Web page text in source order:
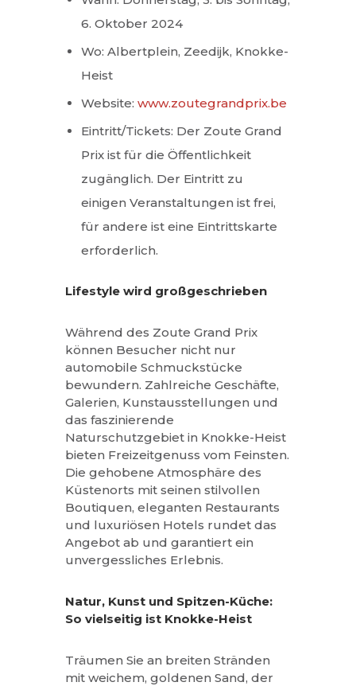
6. Oktober 2024
Wo: Albertplein, Zeedijk, Knokke-
Heist
Website:www.zoutegrandprix.be
Eintritt/Tickets: Der Zoute Grand
Prix ist für die Öffentlichkeit
zugänglich. Der Eintritt zu
einigen Veranstaltungen ist frei,
für andere ist eine Eintrittskarte
erforderlich.
Lifestyle wird großgeschrieben
Während des Zoute Grand Prix
können Besucher nicht nur
automobile Schmuckstücke
bewundern. Zahlreiche Geschäfte,
Galerien, Kunstausstellungen und
das faszinierende
Naturschutzgebiet in Knokke-Heist
bieten Freizeitgenuss vom Feinsten.
Die gehobene Atmosphäre des
Küstenorts mit seinen stilvollen
Boutiquen, eleganten Restaurants
und luxuriösen Hotels rundet das
Angebot ab und garantiert ein
unvergessliches Erlebnis.
Natur, Kunst und Spitzen-Küche:
So vielseitig ist Knokke-Heist
Träumen Sie an breiten Stränden
mit weichem, goldenen Sand, der